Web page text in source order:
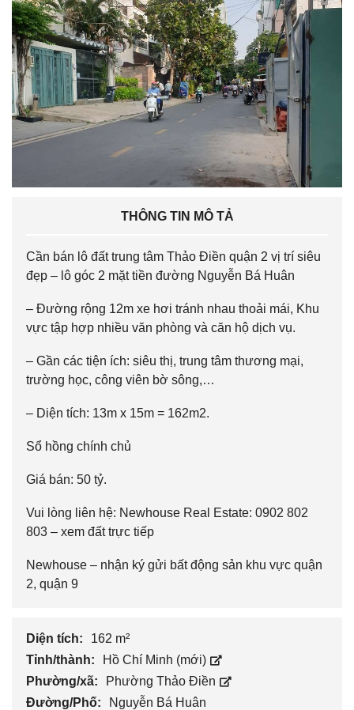
THÔNG TIN MÔ TẢ
Cần bán lô đất trung tâm Thảo Điền quận 2 vị trí siêu
đẹp – lô góc 2 mặt tiền đường Nguyễn Bá Huân
– Đường rộng 12m xe hơi tránh nhau thoải mái, Khu
vực tập hợp nhiều văn phòng và căn hộ dịch vụ.
– Gần các tiện ích: siêu thị, trung tâm thương mại,
trường học, công viên bờ sông,…
– Diện tích: 13m x 15m = 162m2.
Sổ hồng chính chủ
Giá bán: 50 tỷ.
Vui lòng liên hệ: Newhouse Real Estate: 0902 802
803 – xem đất trực tiếp
Newhouse – nhận ký gửi bất động sản khu vực quận
2, quận 9
Diện tích:
162 m²
Tỉnh/thành:
Hồ Chí Minh (mới)
Phường/xã:
Phường Thảo Điền
Đường/Phố:
Nguyễn Bá Huân